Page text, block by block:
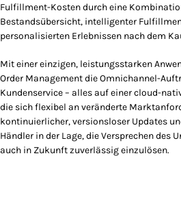
Fulfillment-Kosten durch eine
Bestandsübersicht, intelligenter
personalisierten Erlebnissen nach dem
Mit einer einzigen, leistungsstarken
Order Management die Omnichannel-
Kundenservice – alles auf einer cloud-
die sich flexibel an veränderte
kontinuierlicher, versionsloser Updates
Händler in der Lage, die Versprechen des
auch in Zukunft zuverlässig einzulösen.